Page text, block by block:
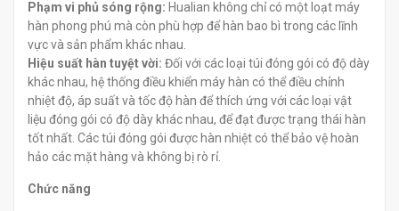
Phạm vi phủ sóng rộng: Hualian không chỉ có một loạt máy
hàn phong phú mà còn phù hợp để hàn bao bì trong các lĩnh
vực và sản phẩm khác nhau.
Hiệu suất hàn tuyệt vời: Đối với các loại túi đóng gói có độ dày
khác nhau, hệ thống điều khiển máy hàn có thể điều chỉnh
nhiệt độ, áp suất và tốc độ hàn để thích ứng với các loại vật
liệu đóng gói có độ dày khác nhau, để đạt được trạng thái hàn
tốt nhất. Các túi đóng gói được hàn nhiệt có thể bảo vệ hoàn
hảo các mặt hàng và không bị rò rỉ.
Chức năng